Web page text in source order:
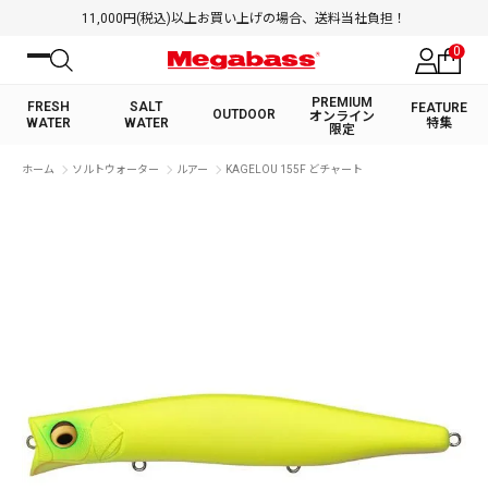
11,000円(税込)以上お買い上げの場合、送料当社負担！
0
FRESH
WATER
SALT
WATER
OUTDOOR
PREMIUM
オンライン
限定
FEATURE
特集
絞り込み検索
PREMIUM オンライン限定
FRESH WATER
ホーム ソルトウォーター ルアー KAGELOU 155F どチャート